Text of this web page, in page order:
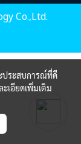
Co.,Ltd.
ประสบการณ์ที่ดี
เอียดเพิ่มเติม